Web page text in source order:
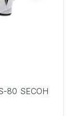
80 SECOH